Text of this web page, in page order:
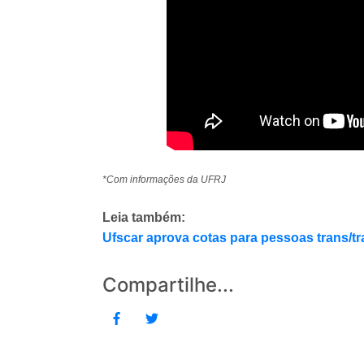
*Com informações da UFRJ
Leia também:
Ufscar aprova cotas para pessoas trans/
Compartilhe...